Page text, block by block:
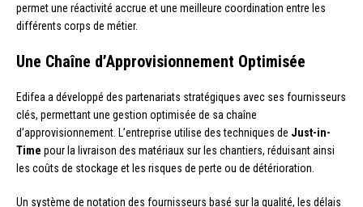
permet une réactivité accrue et une meilleure coordination entre les
différents corps de métier.
Une Chaîne d’Approvisionnement Optimisée
Edifea a développé des partenariats stratégiques avec ses fournisseurs
clés, permettant une gestion optimisée de sa chaîne
d’approvisionnement. L’entreprise utilise des techniques de Just-in-
Time pour la livraison des matériaux sur les chantiers, réduisant ainsi
les coûts de stockage et les risques de perte ou de détérioration.
Un système de notation des fournisseurs basé sur la qualité, les délais